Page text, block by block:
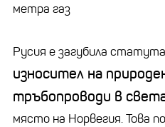
метра газ
Русия е загубила
износител на
тръбопроводи в
място на Норвегия. Това